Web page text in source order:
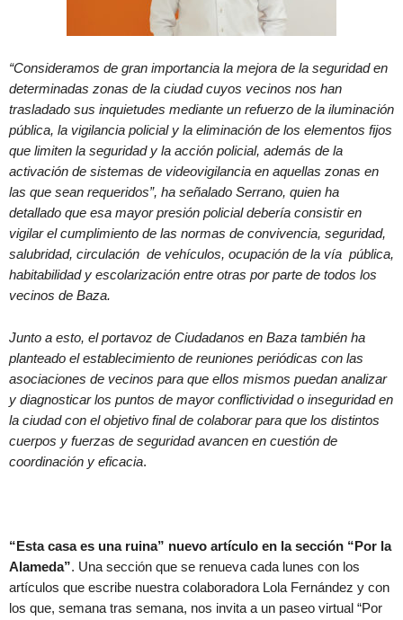
“Consideramos de gran importancia la mejora de la seguridad en
determinadas zonas de la ciudad cuyos vecinos nos han
trasladado sus inquietudes mediante un refuerzo de la iluminación
pública, la vigilancia policial y la eliminación de los elementos fijos
que limiten la seguridad y la acción policial, además de la
activación de sistemas de videovigilancia en aquellas zonas en
las que sean requeridos”, ha señalado Serrano, quien ha
detallado que esa mayor presión policial debería consistir en
vigilar el cumplimiento de las normas de convivencia, seguridad,
salubridad, circulación de vehículos, ocupación de la vía pública,
habitabilidad y escolarización entre otras por parte de todos los
vecinos de Baza.
Junto a esto, el portavoz de Ciudadanos en Baza también ha
planteado el establecimiento de reuniones periódicas con las
asociaciones de vecinos para que ellos mismos puedan analizar
y diagnosticar los puntos de mayor conflictividad o inseguridad en
la ciudad con el objetivo final de colaborar para que los distintos
cuerpos y fuerzas de seguridad avancen en cuestión de
coordinación y eficacia.
“Esta casa es una ruina” nuevo artículo en la sección “Por la
Alameda”. Una sección que se renueva cada lunes con los
artículos que escribe nuestra colaboradora Lola Fernández y con
los que, semana tras semana, nos invita a un paseo virtual “Por